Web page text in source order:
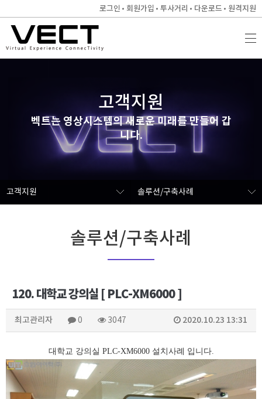
로그인 회원가입 투사거리 다운로드 원격지원
고객지원
벡트는 영상시스템의 새로운 미래를 만들어 갑
니다.
고객지원 솔루션/구축사례
솔루션/구축사례
120. 대학교 강의실 [ PLC-XM6000 ]
최고관리자 0 3047 2020.10.23 13:31
대학교 강의실 PLC-XM6000 설치사례 입니다.